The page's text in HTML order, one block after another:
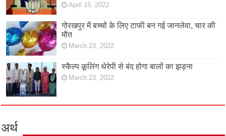
April 15, 2022
गोरखपुर में बच्चों के लिए टाफी बन गई जानलेवा, चार की
मौत
March 23, 2022
स्कैल्प कूलिंग थेरेपी से बंद होगा बालों का झड़ना
March 23, 2022
अर्थ